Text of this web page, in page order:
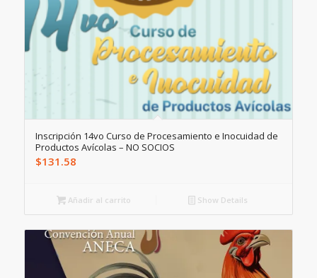
Inscripción 14vo Curso de Procesamiento e Inocuidad de
Productos Avícolas – NO SOCIOS
$131.58
Añadir al carrito Show Details